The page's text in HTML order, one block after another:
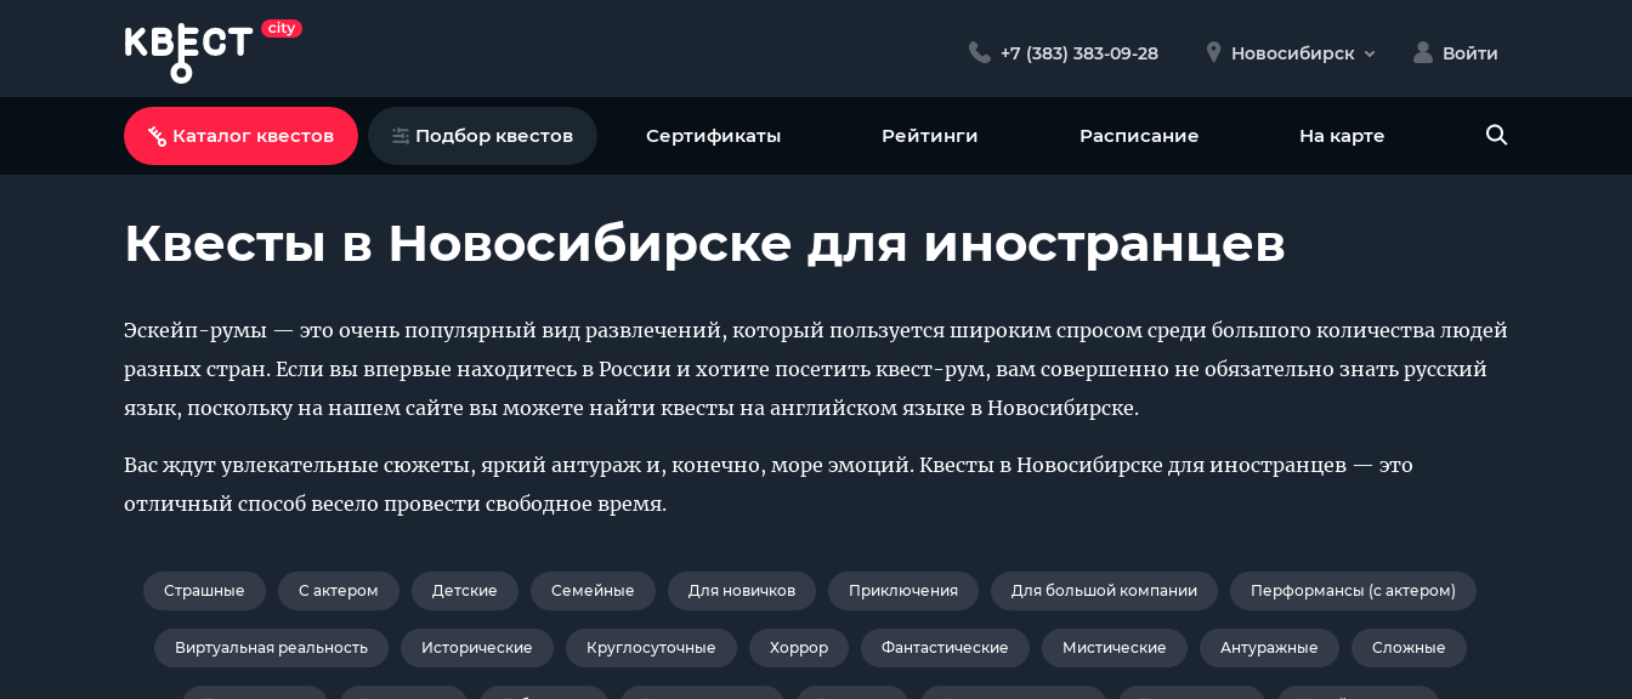
+7 (383) 383-09-28 Новосибирск Войти
Каталог квестов Подбор квестов Сертификаты Рейтинги Расписание На карте
Квесты в Новосибирске для иностранцев
Эскейп-румы — это очень популярный вид развлечений, который пользуется широким спросом среди большого количества людей
разных стран. Если вы впервые находитесь в России и хотите посетить квест-рум, вам совершенно не обязательно знать русский
язык, поскольку на нашем сайте вы можете найти квесты на английском языке в Новосибирске.
Вас ждут увлекательные сюжеты, яркий антураж и, конечно, море эмоций. Квесты в Новосибирске для иностранцев — это
отличный способ весело провести свободное время.
Страшные С актером Детские Семейные Для новичков Приключения Для большой компании Перформансы (с актером)
Виртуальная реальность Исторические Круглосуточные Хоррор Фантастические Мистические Антуражные Сложные